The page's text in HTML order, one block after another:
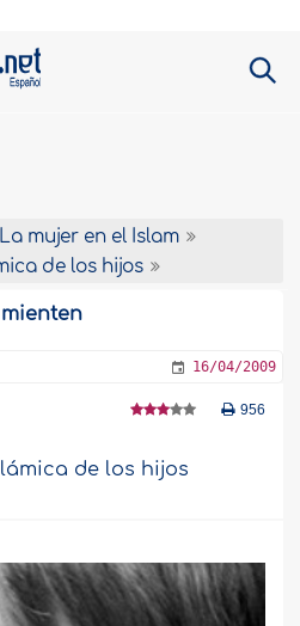
La mujer en el Islam
de los hijos
16/04/2009
956
de los hijos